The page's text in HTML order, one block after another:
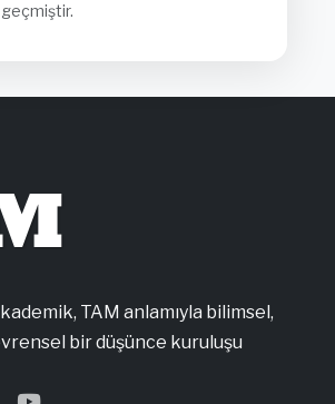
TAM anlamıyla bilimsel,
bir düşünce kuruluşu